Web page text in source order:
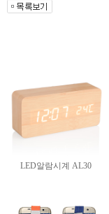
LED알람시계 AL30